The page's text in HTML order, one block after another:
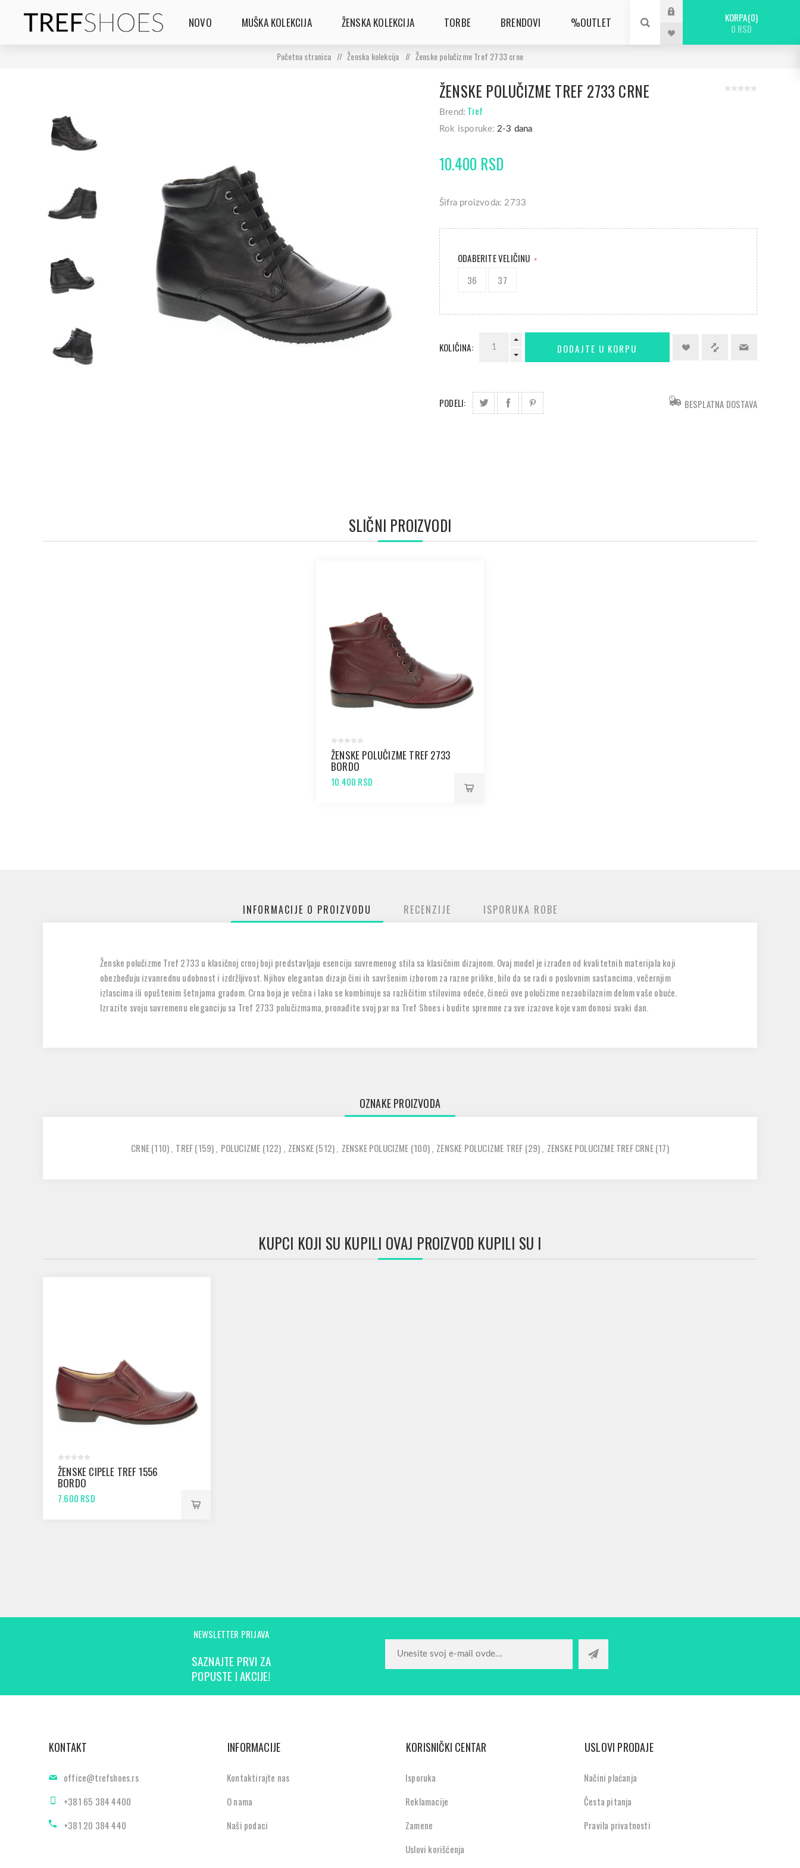
NOVO MUŠKA KOLEKCIJA ŽENSKA KOLEKCIJA TORBE BRENDOVI %OUTLET KORPA 0
0 RSD
Početna stranica / Ženska kolekcija / Ženske polučizme Tref 2733 crne
ŽENSKE POLUČIZME TREF 2733 CRNE
Brend: Tref
Rok isporuke: 2-3 dana
10.400 RSD
Šifra proizvoda: 2733
ODABERITE VELIČINU *
36 37
KOLIČINA:
PODELI: BESPLATNA DOSTAVA
SLIČNI PROIZVODI
ŽENSKE POLUČIZME TREF 2733
BORDO
10.400 RSD
INFORMACIJE O PROIZVODU RECENZIJE ISPORUKA ROBE
Ženske polučizme Tref 2733 u klasičnoj crnoj boji predstavljaju esenciju suvremenog stila sa klasičnim dizajnom. Ovaj model je izrađen od kvalitetnih materijala koji
obezbeđuju izvanrednu udobnost i izdržljivost. Njihov elegantan dizajn čini ih savršenim izborom za razne prilike, bilo da se radi o poslovnim sastancima, večernjim
izlascima ili opuštenim šetnjama gradom. Crna boja je večna i lako se kombinuje sa različitim stilovima odeće, čineći ove polučizme nezaobilaznim delom vaše obuće.
Izrazite svoju suvremenu eleganciju sa Tref 2733 polučizmama, pronađite svoj par na Tref Shoes i budite spremne za sve izazove koje vam donosi svaki dan.
OZNAKE PROIZVODA
CRNE(110), TREF(159), POLUCIZME (122) , ZENSKE(512), ZENSKE POLUCIZME (100), ZENSKE POLUCIZME TREF (29), ZENSKE POLUCIZME TREF CRNE(17)
KUPCI KOJI SU KUPILI OVAJ PROIZVOD KUPILI SU I
ŽENSKE CIPELE TREF 1556
BORDO
7.600 RSD
NEWSLETTER PRIJAVA
SAZNAJTE PRVI ZA
POPUSTE I AKCIJE!
KONTAKT
office@trefshoes.rs
+381 65 384 4400
+381 20 384 440
INFORMACIJE
Kontaktirajte nas
O nama
Naši podaci
KORISNIČKI CENTAR
Isporuka
Reklamacije
Zamene
Uslovi korišćenja
USLOVI PRODAJE
Načini plaćanja
Česta pitanja
Pravila privatnosti